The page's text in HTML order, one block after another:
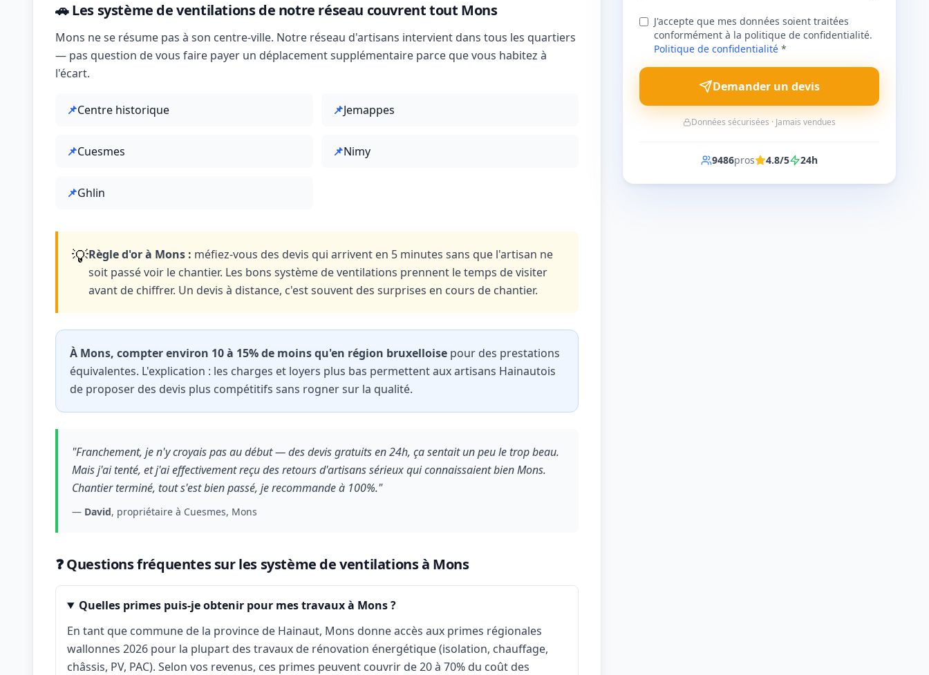
🚗 Les système de ventilations de notre réseau couvrent tout Mons
Mons ne se résume pas à son centre-ville. Notre réseau d'artisans intervient dans tous les quartiers
— pas question de vous faire payer un déplacement supplémentaire parce que vous habitez à
l'écart.
📌Centre historique 📌Jemappes
📌Cuesmes 📌Nimy
📌Ghlin
💡Règle d'or à Mons : méfiez-vous des devis qui arrivent en 5 minutes sans que l'artisan ne
soit passé voir le chantier. Les bons système de ventilations prennent le temps de visiter
avant de chiffrer. Un devis à distance, c'est souvent des surprises en cours de chantier.
À Mons, compter environ 10 à 15% de moins qu'en région bruxelloise pour des prestations
équivalentes. L'explication : les charges et loyers plus bas permettent aux artisans Hainautois
de proposer des devis plus compétitifs sans rogner sur la qualité.
"Franchement, je n'y croyais pas au début — des devis gratuits en 24h, ça sentait un peu le trop beau.
Mais j'ai tenté, et j'ai effectivement reçu des retours d'artisans sérieux qui connaissaient bien Mons.
Chantier terminé, tout s'est bien passé, je recommande à 100%."
— David, propriétaire à Cuesmes, Mons
❓ Questions fréquentes sur les système de ventilations à Mons
Quelles primes puis-je obtenir pour mes travaux à Mons ?
En tant que commune de la province de Hainaut, Mons donne accès aux primes régionales
wallonnes 2026 pour la plupart des travaux de rénovation énergétique (isolation, chauffage,
châssis, PV, PAC). Selon vos revenus, ces primes peuvent couvrir de 20 à 70% du coût des
J'accepte que mes données soient traitées
conformément à la politique de confidentialité.
Politique de confidentialité *
Demander un devis
Données sécurisées · Jamais vendues
9486pros 4.8/5 24h